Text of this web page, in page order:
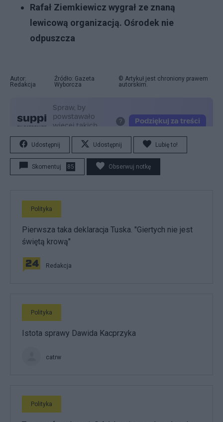
Rafał Ziemkiewicz wygrał ze znaną
lewicową organizacją. Ośrodek nie
odpuszcza
Autor:
Redakcja
Źródło: Gazeta
Wyborcza
© Artykuł jest chroniony prawem
autorskim.
Udostępnij Udostępnij Lubię to!
Skomentuj 85 Obserwuj notkę
Polityka
Pierwsza taka deklaracja Tuska. "Giertych nie jest
świętą krową"
Redakcja
Polityka
Istota sprawy Dawida Kacprzyka
catrw
Polityka